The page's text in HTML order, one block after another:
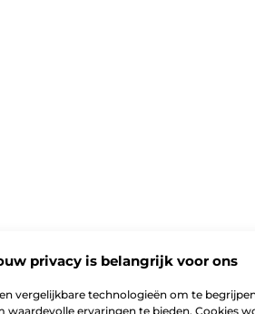
privacy is belangrijk voor ons
vergelijkbare technologieën om te
waardevolle ervaringen te bieden. Cookies